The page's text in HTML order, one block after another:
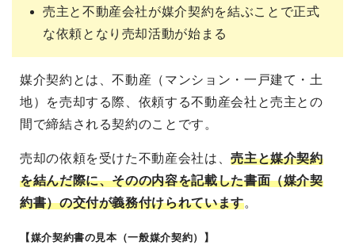
売主と不動産会社が媒介契約を結ぶことで正式
な依頼となり売却活動が始まる
媒介契約とは、不動産（マンション・一戸建て・土
地）を売却する際、依頼する不動産会社と売主との
間で締結される契約のことです。
売却の依頼を受けた不動産会社は、売主と媒介契約
を結んだ際に、そのの内容を記載した書面（媒介契
約書）の交付が義務付けられています。
【媒介契約書の見本（一般媒介契約）】